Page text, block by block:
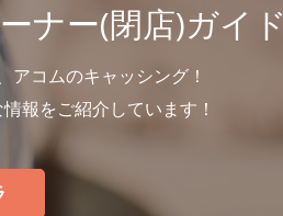
ナー(閉店)ガイド
コムのキャッシング！
報をご紹介しています！